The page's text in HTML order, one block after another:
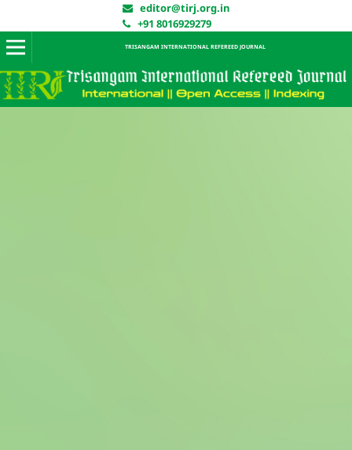
editor@tirj.org.in
+91 8016929279
TRISANGAM INTERNATIONAL REFEREED JOURNAL